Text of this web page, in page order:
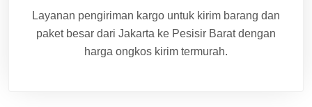
Layanan pengiriman kargo untuk kirim barang dan
paket besar dari Jakarta ke Pesisir Barat dengan
harga ongkos kirim termurah.